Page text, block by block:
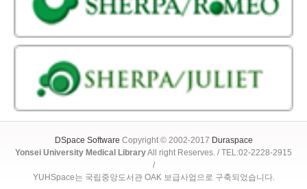
DSpace Software Copyright © 2002-2017 Duraspace
Yonsei University Medical LibraryAll right Reserves. / TEL:02-2228-2915
/
YUHSpace는 국립중앙도서관 OAK 보급사업으로 구축되었습니다.